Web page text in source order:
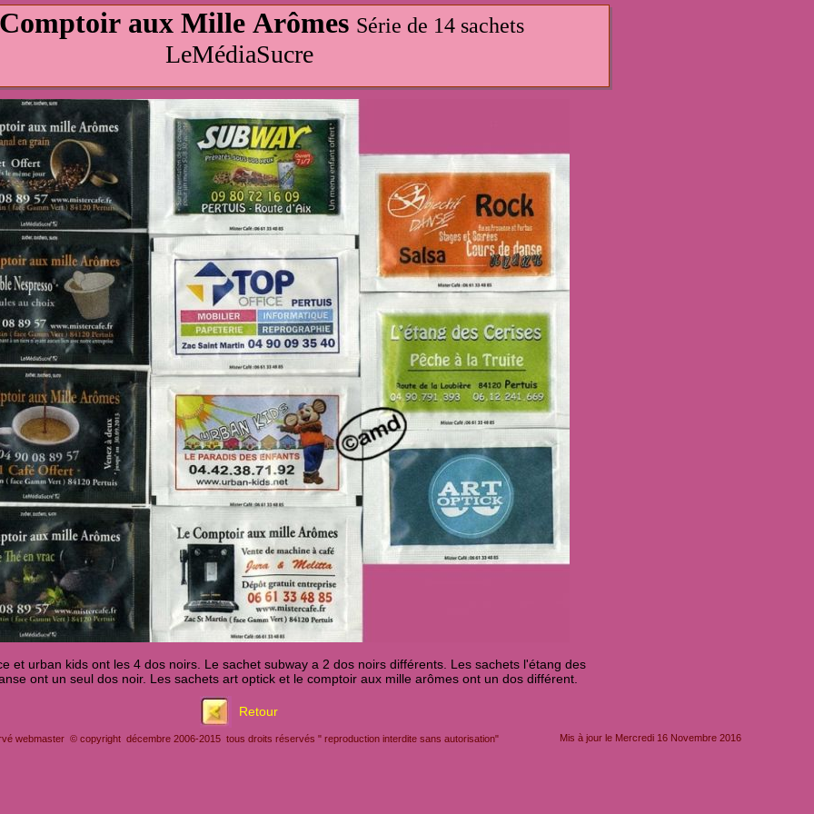
et urban kids ont les 4 dos noirs. Le sachet subway a 2 dos noirs différents. Les sachets l'étang des
ont un seul dos noir. Les sachets art optick et le comptoir aux mille arômes ont un dos différent.
aux Mille Arômes Série de 14 sachets
LeMédiaSucre
Retour
Mis à jour le Mercredi 16 Novembre 2016
webmaster © copyright décembre 2006-2015 tous droits réservés " reproduction interdite sans autorisation"